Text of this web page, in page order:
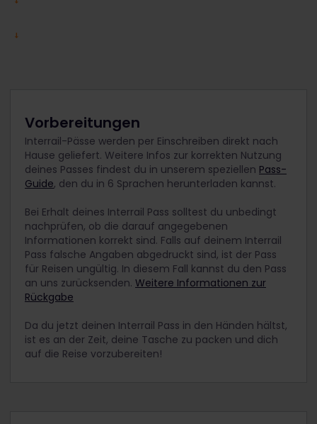
Vorbereitungen
Interrail-Pässe werden per Einschreiben direkt nach
Hause geliefert. Weitere Infos zur korrekten Nutzung
deines Passes findest du in unserem speziellen Pass-
Guide, den du in 6 Sprachen herunterladen kannst.
Bei Erhalt deines Interrail Pass solltest du unbedingt
nachprüfen, ob die darauf angegebenen
Informationen korrekt sind. Falls auf deinem Interrail
Pass falsche Angaben abgedruckt sind, ist der Pass
für Reisen ungültig. In diesem Fall kannst du den Pass
an uns zurücksenden. Weitere Informationen zur
Rückgabe
Da du jetzt deinen Interrail Pass in den Händen hältst,
ist es an der Zeit, deine Tasche zu packen und dich
auf die Reise vorzubereiten!